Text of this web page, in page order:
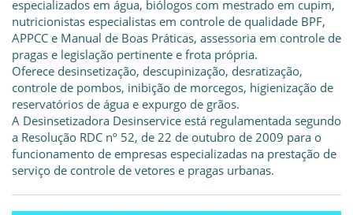
especializados em água, biólogos com mestrado em cupim,
nutricionistas especialistas em controle de qualidade BPF,
APPCC e Manual de Boas Práticas, assessoria em controle de
pragas e legislação pertinente e frota própria.
Oferece desinsetização, descupinização, desratização,
controle de pombos, inibição de morcegos, higienização de
reservatórios de água e expurgo de grãos.
A Desinsetizadora Desinservice está regulamentada segundo
a Resolução RDC nº 52, de 22 de outubro de 2009 para o
funcionamento de empresas especializadas na prestação de
serviço de controle de vetores e pragas urbanas.